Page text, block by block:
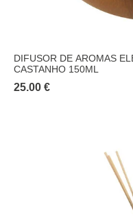
DIFUSOR DE AROMAS
CASTANHO 150ML
25.00 €